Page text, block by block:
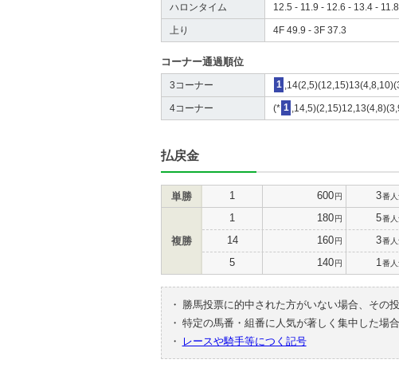
ハロンタイム 12.5 - 11.9 - 12.6 - 13.4 -
上り 4F 49.9 - 3F 37.3
コーナー通過順位
3コーナー 1
4コーナー (* 1
払戻金
単勝 1 600円 3番
複勝
1 180円 5番
14 160円 3番
5 140円 1 番
・ 勝馬投票に的中された方がいない場合、その
・ 特定の馬番・組番に人気が著しく集中した場合
・
レースや騎手等につく記号